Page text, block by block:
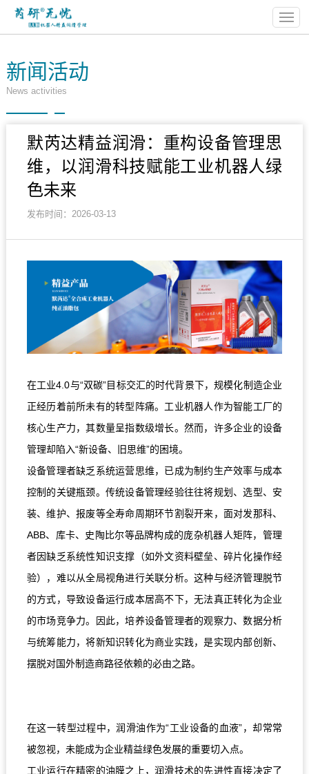
新闻活动
News activities
默芮达精益润滑：重构设备管理思
维，以润滑科技赋能工业机器人绿
色未来
发布时间：2026-03-13
在工业4.0与“双碳”目标交汇的时代背景下，规模化制造企业
正经历着前所未有的转型阵痛。工业机器人作为智能工厂的
核心生产力，其数量呈指数级增长。然而，许多企业的设备
管理却陷入“新设备、旧思维”的困境。
设备管理者缺乏系统运营思维，已成为制约生产效率与成本
控制的关键瓶颈。传统设备管理经验往往将规划、选型、安
装、维护、报废等全寿命周期环节割裂开来，面对发那科、
ABB、库卡、史陶比尔等品牌构成的庞杂机器人矩阵，管理
者因缺乏系统性知识支撑（如外文资料壁垒、碎片化操作经
验），难以从全局视角进行关联分析。这种与经济管理脱节
的方式，导致设备运行成本居高不下，无法真正转化为企业
的市场竞争力。因此，培养设备管理者的观察力、数据分析
与统筹能力，将新知识转化为商业实践，是实现内部创新、
摆脱对国外制造商路径依赖的必由之路。
在这一转型过程中，润滑油作为“工业设备的血液”，却常常
被忽视，未能成为企业精益绿色发展的重要切入点。
工业运行在精密的油膜之上，润滑技术的先进性直接决定了